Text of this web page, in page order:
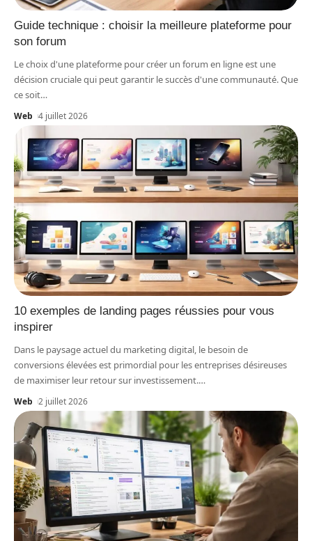
Guide technique : choisir la meilleure plateforme pour
son forum
Le choix d'une plateforme pour créer un forum en ligne est une
décision cruciale qui peut garantir le succès d'une communauté. Que
ce soit…
Web 4 juillet 2026
10 exemples de landing pages réussies pour vous
inspirer
Dans le paysage actuel du marketing digital, le besoin de
conversions élevées est primordial pour les entreprises désireuses
de maximiser leur retour sur investissement.…
Web 2 juillet 2026